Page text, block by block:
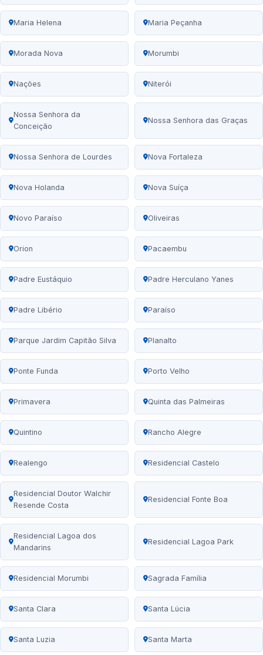
Maria Helena Maria Peçanha
Morada Nova Morumbi
Nações Niterói
Nossa Senhora da
Conceição
Nossa Senhora das Graças
Nossa Senhora de Lourdes Nova Fortaleza
Nova Holanda Nova Suíça
Novo Paraíso Oliveiras
Orion Pacaembu
Padre Eustáquio Padre Herculano Yanes
Padre Libério Paraíso
Parque Jardim Capitão Silva Planalto
Ponte Funda Porto Velho
Primavera Quinta das Palmeiras
Quintino Rancho Alegre
Realengo Residencial Castelo
Residencial Doutor Walchir
Resende Costa
Residencial Fonte Boa
Residencial Lagoa dos
Mandarins
Residencial Lagoa Park
Residencial Morumbi Sagrada Família
Santa Clara Santa Lúcia
Santa Luzia Santa Marta